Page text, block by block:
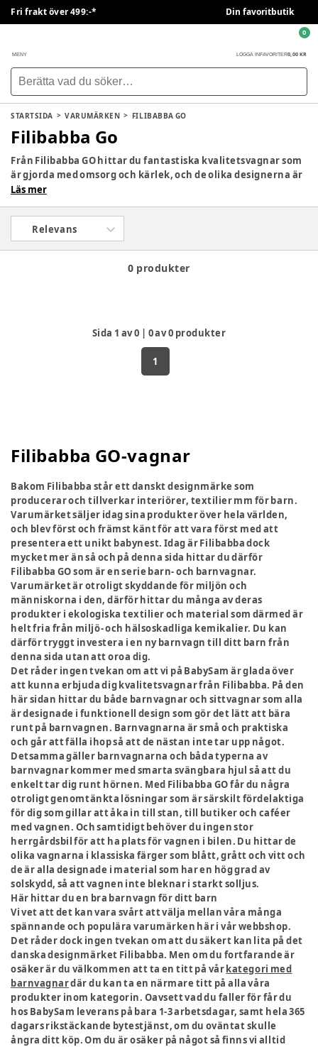
Fri frakt över 499:-* Din favoritbutik
MENY LOGGA IN FAVORITER0,00 KR
0
STARTSIDA VARUMÄRKEN FILIBABBA GO
Filibabba Go
Från Filibabba GO hittar du fantastiska kvalitetsvagnar som
är gjorda med omsorg och kärlek, och de olika designerna är
tidlösa och unika, med tydliga rötter i den skandinaviska
du kan rulla runt med din guldklimp, då går du inte fel i stan
med Filibabba GO.
Läs mer
Relevans
0 produkter
Sida 1 av0 | 0av0 produkter
1
Filibabba GO-vagnar
Bakom Filibabba står ett danskt designmärke som
producerar och tillverkar interiörer, textilier mm för barn.
Varumärket säljer idag sina produkter över hela världen,
och blev först och främst känt för att vara först med att
presentera ett unikt babynest. Idag är Filibabba dock
mycket mer än så och på denna sida hittar du därför
Filibabba GO som är en serie barn- och barnvagnar.
Varumärket är otroligt skyddande för miljön och
människorna i den, därför hittar du många av deras
produkter i ekologiska textilier och material som därmed är
helt fria från miljö- och hälsoskadliga kemikalier. Du kan
därför tryggt investera i en ny barnvagn till ditt barn från
denna sida utan att oroa dig.
Det råder ingen tvekan om att vi på BabySam är glada över
att kunna erbjuda dig kvalitetsvagnar från Filibabba. På den
här sidan hittar du både barnvagnar och sittvagnar som alla
är designade i funktionell design som gör det lätt att bära
runt på barnvagnen. Barnvagnarna är små och praktiska
och går att fälla ihop så att de nästan inte tar upp något.
Detsamma gäller barnvagnarna och båda typerna av
barnvagnar kommer med smarta svängbara hjul så att du
enkelt tar dig runt hörnen. Med Filibabba GO får du några
otroligt genomtänkta lösningar som är särskilt fördelaktiga
för dig som gillar att åka in till stan, till butiker och caféer
med vagnen. Och samtidigt behöver du ingen stor
herrgårdsbil för att ha plats för vagnen i bilen. Du hittar de
olika vagnarna i klassiska färger som blått, grått och vitt och
de är alla designade i material som har en hög grad av
solskydd, så att vagnen inte bleknar i starkt solljus.
Här hittar du en bra barnvagn för ditt barn
Vi vet att det kan vara svårt att välja mellan våra många
spännande och populära varumärken här i vår webbshop.
Det råder dock ingen tvekan om att du säkert kan lita på det
danska designmärket Filibabba. Men om du fortfarande är
osäker är du välkommen att ta en titt på vårkategori med
barnvagnardär du kan ta en närmare titt på alla våra
produkter inom kategorin. Oavsett vad du faller för får du
hos BabySam leverans på bara 1-3 arbetsdagar, samt hela 365
dagars rikstäckande bytestjänst, om du oväntat skulle
ångra ditt köp. Om du är osäker på något så finns vi alltid